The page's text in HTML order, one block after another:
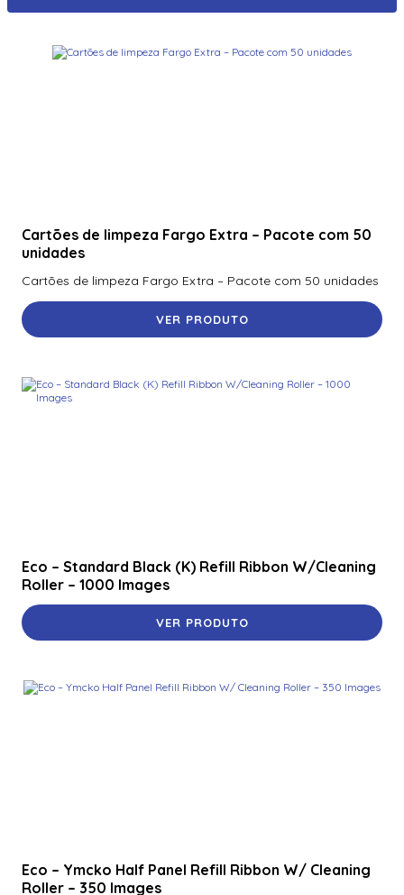
Cartões de limpeza Fargo Extra – Pacote com 50
unidades
Cartões de limpeza Fargo Extra – Pacote com 50 unidades
VER PRODUTO
Eco – Standard Black (K) Refill Ribbon W/Cleaning
Roller – 1000 Images
VER PRODUTO
Eco – Ymcko Half Panel Refill Ribbon W/ Cleaning
Roller – 350 Images